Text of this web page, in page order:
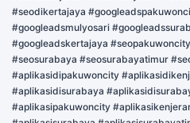
#seodikertajaya
#googleadsmulyosari
#googleadskertajaya
#seosurabaya #seosurabayatimur
#aplikasidipakuwoncity
#aplikasidisurabaya
#aplikasipakuwoncity